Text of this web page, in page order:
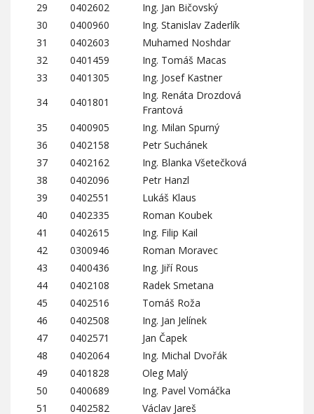
29
0402602
Ing. Jan Bičovský
30
0400960
Ing. Stanislav Zaderlík
31
0402603
Muhamed Noshdar
32
0401459
Ing. Tomáš Macas
33
0401305
Ing. Josef Kastner
34
0401801
Ing. Renáta Drozdová
Frantová
35
0400905
Ing. Milan Spurný
36
0402158
Petr Suchánek
37
0402162
Ing. Blanka Všetečková
38
0402096
Petr Hanzl
39
0402551
Lukáš Klaus
40
0402335
Roman Koubek
41
0402615
Ing. Filip Kail
42
0300946
Roman Moravec
43
0400436
Ing. Jiří Rous
44
0402108
Radek Smetana
45
0402516
Tomáš Roža
46
0402508
Ing. Jan Jelínek
47
0402571
Jan Čapek
48
0402064
Ing. Michal Dvořák
49
0401828
Oleg Malý
50
0400689
Ing. Pavel Vomáčka
51
0402582 Václav Jareš